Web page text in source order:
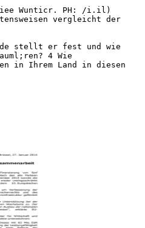
iee Wunticr. PH: /i.il)
vergleicht der
stellt er fest und wie
4 Wie
in Ihrem Land in diesen